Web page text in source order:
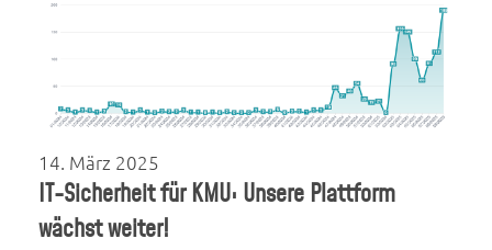
14. März 2025
IT-Sicherheit für KMU: Unsere Plattform
wächst weiter!